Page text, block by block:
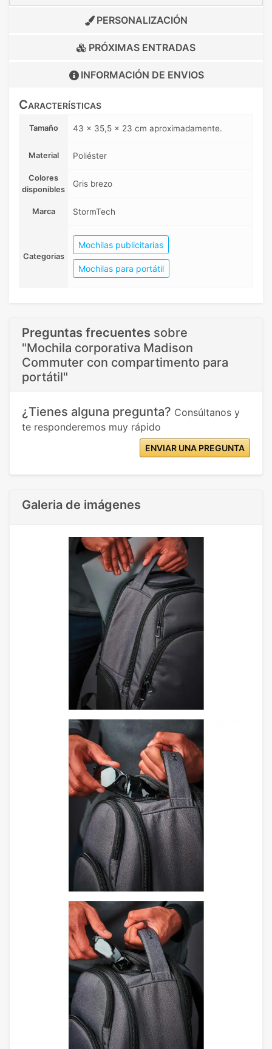
PERSONALIZACIÓN
PRÓXIMAS ENTRADAS
INFORMACIÓN DE ENVIOS
Características
Tamaño 43 x 35,5 x 23 cm aproximadamente.
Material Poliéster
Colores
disponibles
Gris brezo
Marca StormTech
Categorias
Mochilas publicitarias
Mochilas para portátil
Preguntas frecuentes sobre
"Mochila corporativa Madison
Commuter con compartimento para
portátil"
¿Tienes alguna pregunta? Consúltanos y
te responderemos muy rápido
ENVIAR UNA PREGUNTA
Galeria de imágenes